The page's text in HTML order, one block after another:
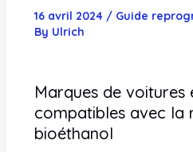
16 avril 2024 / Guide
By Ulrich
Marques de voitures
compatibles avec la
bioéthanol